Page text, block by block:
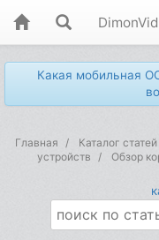
Какая мобильная
Главная Каталог статей
устройств
Обзор